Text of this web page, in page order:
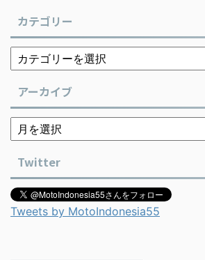
カテゴリー
アーカイブ
Twitter
Tweets by MotoIndonesia55